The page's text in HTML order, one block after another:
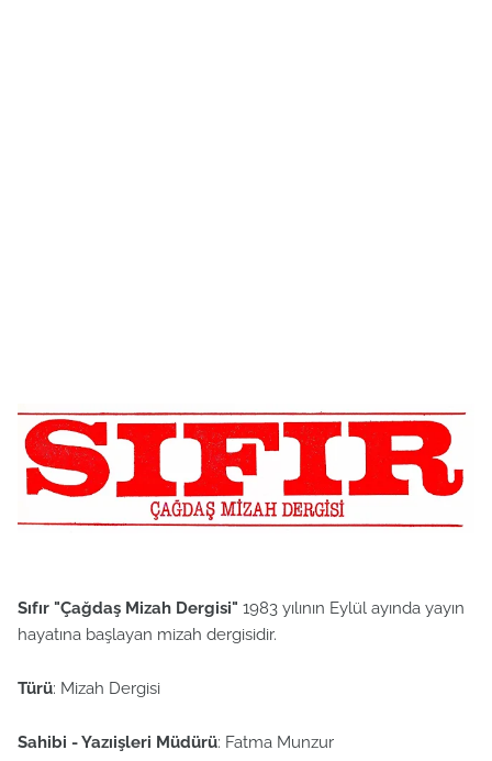
Sıfır "Çağdaş Mizah Dergisi" 1983 yılının Eylül ayında yayın
hayatına başlayan mizah dergisidir.
Türü: Mizah Dergisi
Sahibi - Yazıişleri Müdürü: Fatma Munzur